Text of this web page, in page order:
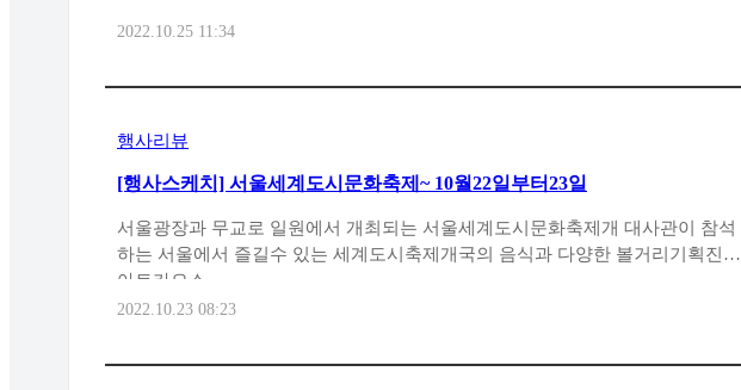
2022.10.25 11:34
행사리뷰
[행사스케치] 서울세계도시문화축제~ 10월22일부터23일
서울광장과 무교로 일원에서 개최되는 서울세계도시문화축제개 대사관이 참석
하는 서울에서 즐길수 있는 세계도시축제개국의 음식과 다양한 볼거리기획진행
아트카오스 ..
2022.10.23 08:23